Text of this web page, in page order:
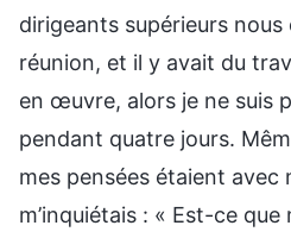
dirigeants supérieurs
réunion, et il y avait du
en œuvre, alors je ne suis
pendant quatre jours.
mes pensées étaient avec
m’inquiétais : « Est-ce